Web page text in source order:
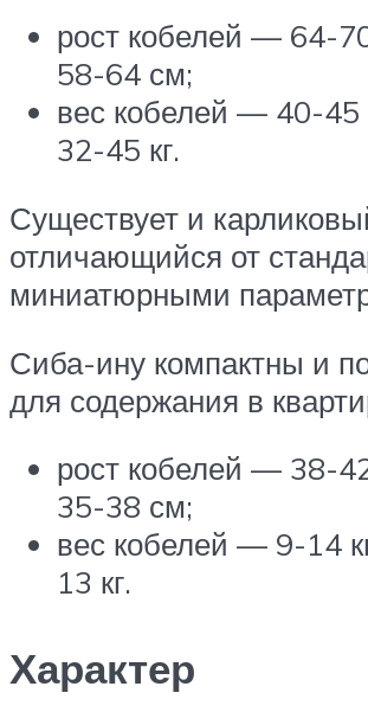
рост кобелей — 64-
58-64 см;
вес кобелей — 40-45
32-45 кг.
Существует и
отличающийся от
миниатюрными
Сиба-ину компактны и
для содержания в
рост кобелей — 38-
35-38 см;
вес кобелей — 9-14
13 кг.
Характер